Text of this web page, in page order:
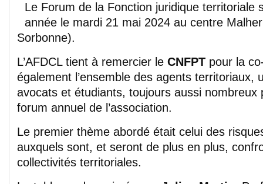
Le Forum de la Fonction juridique territoriale
année le mardi 21 mai 2024 au centre
Sorbonne).
L’AFDCL tient à remercier le CNFPT pour la
également l’ensemble des agents territoriaux,
avocats et étudiants, toujours aussi nombreux
forum annuel de l’association.
Le premier thème abordé était celui des
auxquels sont, et seront de plus en plus,
collectivités territoriales.